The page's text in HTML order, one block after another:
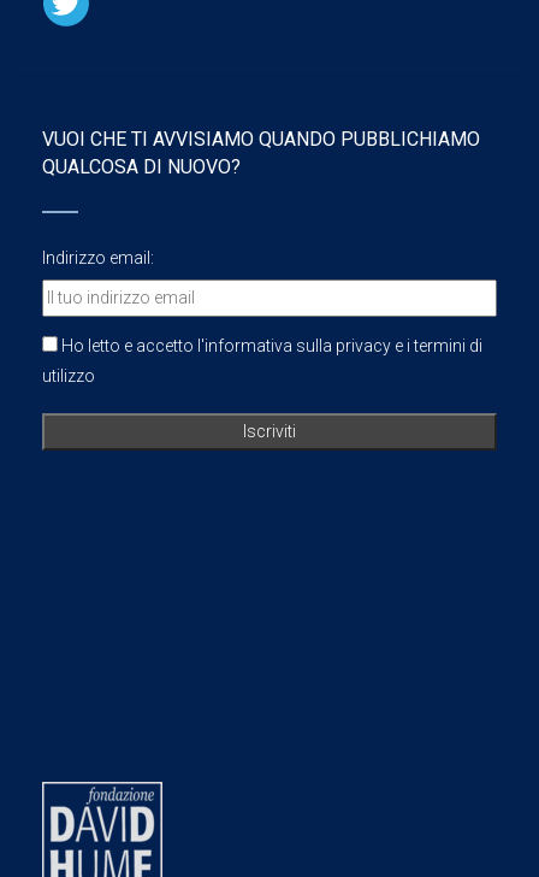
VUOI CHE TI AVVISIAMO QUANDO PUBBLICHIAMO
QUALCOSA DI NUOVO?
Indirizzo email:
Ho letto e accetto l'informativa sulla privacy e i termini di
utilizzo